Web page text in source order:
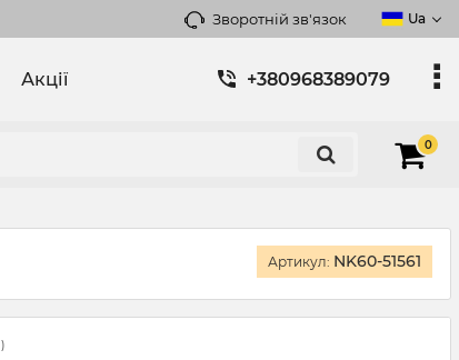
Зворотній зв'язок Ua
Акції +380968389079
0
Артикул: NK60-51561
)